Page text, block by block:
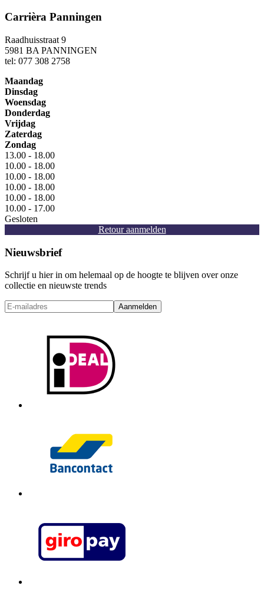
Carrièra Panningen
Raadhuisstraat 9
5981 BA PANNINGEN
tel: 077 308 2758
Maandag
Dinsdag
Woensdag
Donderdag
Vrijdag
Zaterdag
Zondag
13.00 - 18.00
10.00 - 18.00
10.00 - 18.00
10.00 - 18.00
10.00 - 18.00
10.00 - 17.00
Gesloten
Retour aanmelden
Nieuwsbrief
Schrijf u hier in om helemaal op de hoogte te blijven over onze
collectie en nieuwste trends
Aanmelden